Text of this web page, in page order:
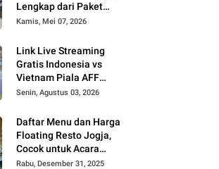
Lengkap dari Paket
Nasi hingga Minuman
Kamis, Mei 07, 2026
Link Live Streaming
Gratis Indonesia vs
Vietnam Piala AFF
2026
Senin, Agustus 03, 2026
Daftar Menu dan Harga
Floating Resto Jogja,
Cocok untuk Acara
Keluarga dan
Rabu, Desember 31, 2025